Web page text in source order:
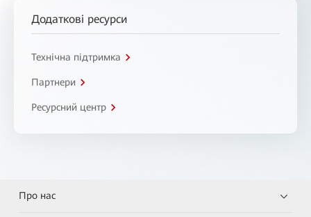
Додаткові ресурси
Технічна підтримка
Партнери
Ресурсний центр
Про нас